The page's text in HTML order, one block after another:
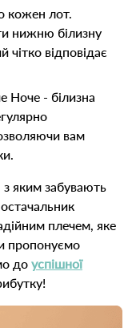
кожен лот.
нижню білизну
відповідає
Ноче - білизна
вам
яким забувають
плечем, яке
пропонуємо
до успішної